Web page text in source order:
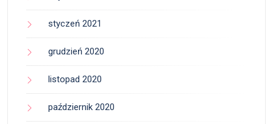
styczeń 2021
grudzień 2020
listopad 2020
październik 2020